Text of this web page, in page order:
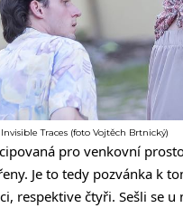
Traces (foto Vojtěch Brtnický)
pro venkovní
Je to tedy pozvánka k
respektive čtyři. Sešli se u